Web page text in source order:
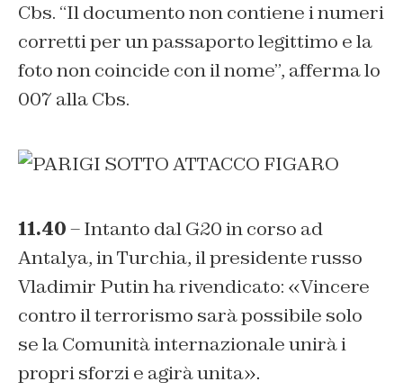
Cbs. “Il documento non contiene i numeri
corretti per un passaporto legittimo e la
foto non coincide con il nome”, afferma lo
007 alla Cbs.
11.40– Intanto dal G20 in corso ad
Antalya, in Turchia, il presidente russo
Vladimir Putin ha rivendicato: «Vincere
contro il terrorismo sarà possibile solo
se la Comunità internazionale unirà i
propri sforzi e agirà unita».